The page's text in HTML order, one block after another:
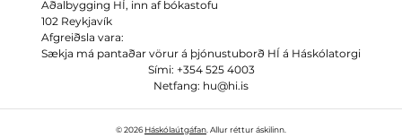
Aðalbygging HÍ, inn af bókastofu
102 Reykjavík
Afgreiðsla vara:
Sækja má pantaðar vörur á þjónustuborð HÍ á Háskólatorgi
Sími: +354 525 4003
Netfang: hu@hi.is
© 2026Háskólaútgáfan . Allur réttur áskilinn.